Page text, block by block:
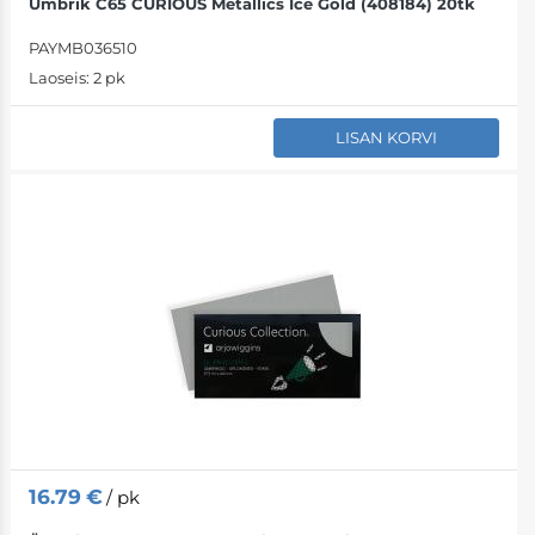
Ümbrik C65 CURIOUS Metallics Ice Gold (408184) 20tk
PAYMB036510
Laoseis: 2 pk
LISAN KORVI
16.79 €/ pk